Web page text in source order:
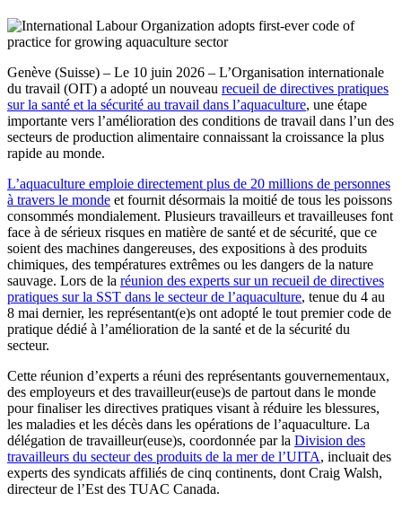
Genève (Suisse) – Le 10 juin 2026 – L’Organisation internationale
du travail (OIT) a adopté un nouveau recueil de directives pratiques
sur la santé et la sécurité au travail dans l’aquaculture, une étape
importante vers l’amélioration des conditions de travail dans l’un des
secteurs de production alimentaire connaissant la croissance la plus
rapide au monde.
L’aquaculture emploie directement plus de 20 millions de personnes
à travers le monde et fournit désormais la moitié de tous les poissons
consommés mondialement. Plusieurs travailleurs et travailleuses font
face à de sérieux risques en matière de santé et de sécurité, que ce
soient des machines dangereuses, des expositions à des produits
chimiques, des températures extrêmes ou les dangers de la nature
sauvage. Lors de la réunion des experts sur un recueil de directives
pratiques sur la SST dans le secteur de l’aquaculture, tenue du 4 au
8 mai dernier, les représentant(e)s ont adopté le tout premier code de
pratique dédié à l’amélioration de la santé et de la sécurité du
secteur.
Cette réunion d’experts a réuni des représentants gouvernementaux,
des employeurs et des travailleur(euse)s de partout dans le monde
pour finaliser les directives pratiques visant à réduire les blessures,
les maladies et les décès dans les opérations de l’aquaculture. La
délégation de travailleur(euse)s, coordonnée par la Division des
travailleurs du secteur des produits de la mer de l’UITA, incluait des
experts des syndicats affiliés de cinq continents, dont Craig Walsh,
directeur de l’Est des TUAC Canada.